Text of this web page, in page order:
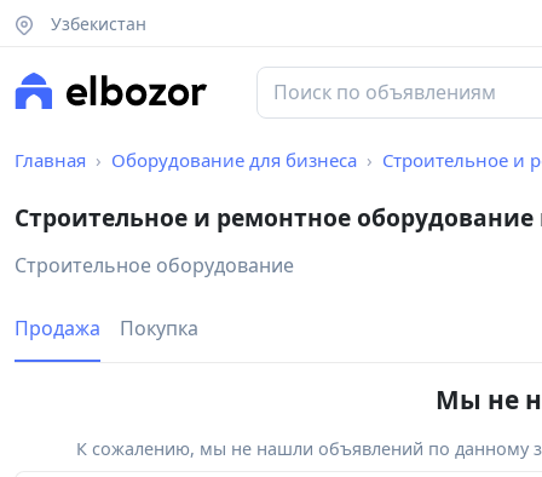
Узбекистан
Главная Оборудование для бизнеса Строительное и
Строительное и ремонтное
Строительное оборудование
Продажа Покупка
Мы не
К сожалению, мы не нашли объявлений по данному